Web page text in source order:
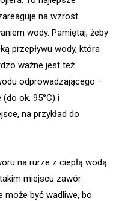
na wzrost
wody. Pamiętaj, żeby
przepływu wody, która
ważne jest też
odprowadzającego –
ok. 95°C) i
na przykład do
na rurze z ciepłą wodą
miejscu zawór
może być wadliwe, bo